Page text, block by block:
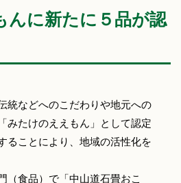
んに新たに５品が認
統などへのこだわりや地元への
みたけのええもん」として認定
ることにより、地域の活性化を
（食品）で「中山道石畳おこ